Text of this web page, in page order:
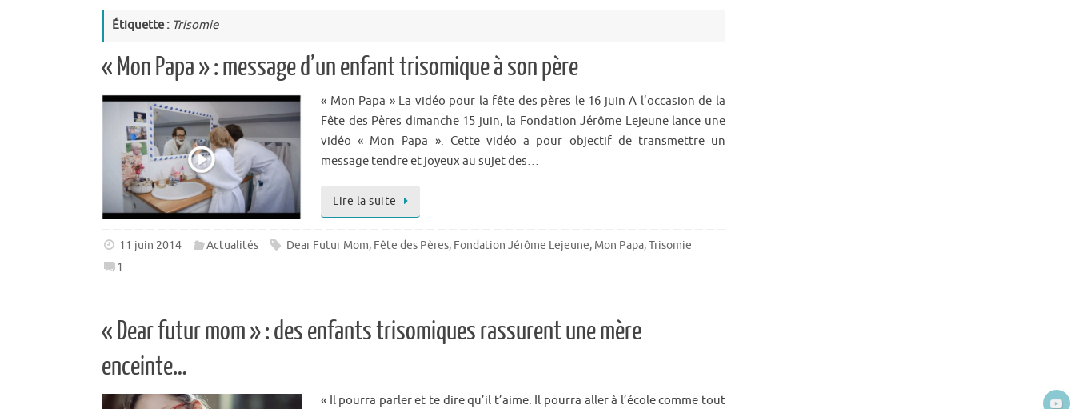
Étiquette : Trisomie
« Mon Papa » : message d’un enfant trisomique à son père
« Mon Papa » La vidéo pour la fête des pères le 16 juin A l’occasion de la
Fête des Pères dimanche 15 juin, la Fondation Jérôme Lejeune lance une
vidéo « Mon Papa ». Cette vidéo a pour objectif de transmettre un
message tendre et joyeux au sujet des…
Lire la suite
11 juin 2014 Actualités Dear Futur Mom, Fête des Pères, Fondation Jérôme Lejeune, Mon Papa,Trisomie
1
« Dear futur mom » : des enfants trisomiques rassurent une mère
enceinte…
« Il pourra parler et te dire qu’il t’aime. Il pourra aller à l’école comme tout